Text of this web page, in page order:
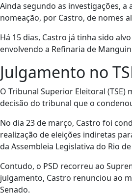
Ainda segundo as investigações,
nomeação, por Castro, de nomes
Há 15 dias, Castro já tinha sido
envolvendo a Refinaria de
Julgamento no
O Tribunal Superior Eleitoral
decisão do tribunal que o
No dia 23 de março, Castro foi
realização de eleições indiretas
da Assembleia Legislativa do Rio
Contudo, o PSD recorreu ao
julgamento, Castro renunciou ao
Senado.